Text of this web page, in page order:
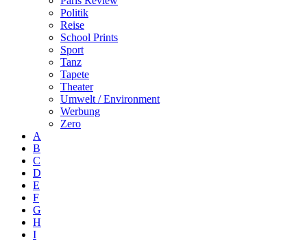
Politik
Reise
School Prints
Sport
Tanz
Tapete
Theater
Umwelt / Environment
Werbung
Zero
A
B
C
D
E
F
G
H
I